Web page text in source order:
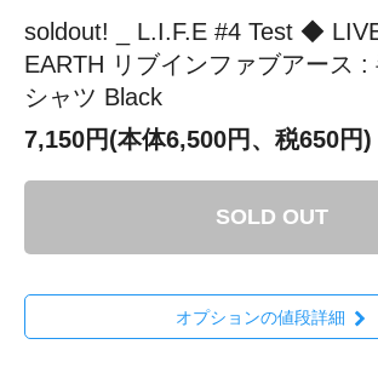
soldout! _ L.I.F.E #4 Test ◆
EARTH リブインファブアース :
シャツ Black
7,150円(本体6,500円、税650円)
SOLD OUT
オプションの値段詳細